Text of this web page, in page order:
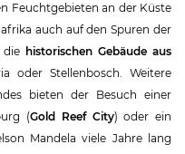
Feuchtgebieten an der Küste
auch auf den Spuren der
die historischen Gebäude aus
oder Stellenbosch. Weitere
bieten der Besuch einer
(Gold Reef City) oder ein
Mandela viele Jahre lang